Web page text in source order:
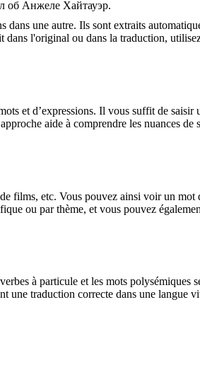
об Анжеле Хайтауэр.
une autre. Ils sont extraits
dans l'original ou dans la traduction,
et d’expressions. Il vous suffit de saisir
aide à comprendre les nuances de
films, etc. Vous pouvez ainsi voir un mot
ou par thème, et vous pouvez
à particule et les mots polysémiques
une traduction correcte dans une langue